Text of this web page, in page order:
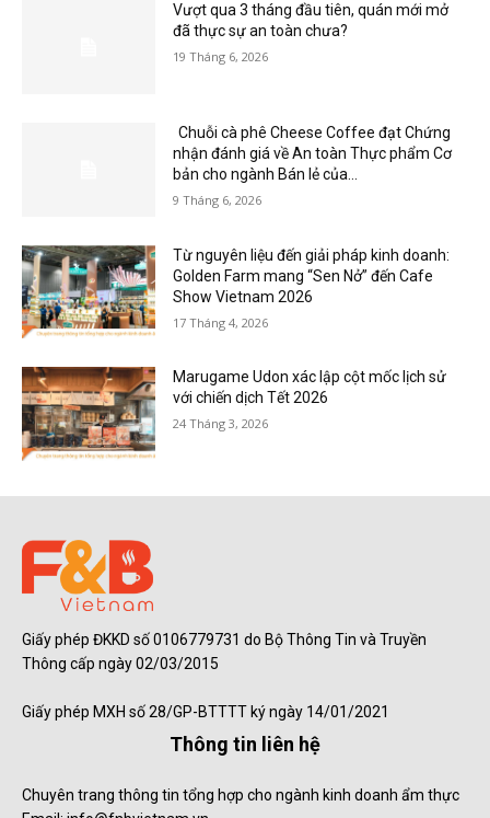
Vượt qua 3 tháng đầu tiên, quán mới mở
đã thực sự an toàn chưa?
19 Tháng 6, 2026
Chuỗi cà phê Cheese Coffee đạt Chứng
nhận đánh giá về An toàn Thực phẩm Cơ
bản cho ngành Bán lẻ của...
9 Tháng 6, 2026
Từ nguyên liệu đến giải pháp kinh doanh:
Golden Farm mang “Sen Nở” đến Cafe
Show Vietnam 2026
17 Tháng 4, 2026
Marugame Udon xác lập cột mốc lịch sử
với chiến dịch Tết 2026
24 Tháng 3, 2026
Giấy phép ĐKKD số 0106779731 do Bộ Thông Tin và Truyền
Thông cấp ngày 02/03/2015
Giấy phép MXH số 28/GP-BTTTT ký ngày 14/01/2021
Thông tin liên hệ
Chuyên trang thông tin tổng hợp cho ngành kinh doanh ẩm thực